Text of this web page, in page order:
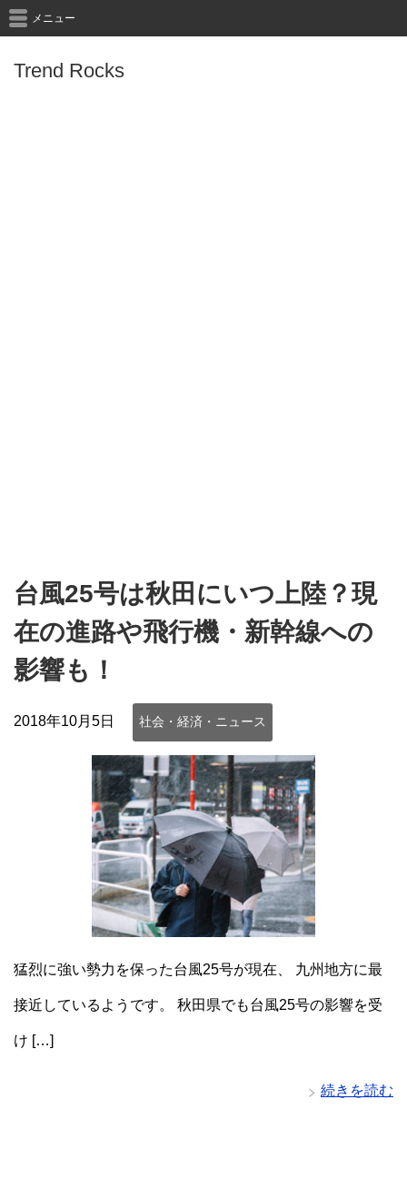
Trend Rocks
メニュー
台風25号は秋田にいつ上陸？現
在の進路や飛行機・新幹線への
影響も！
2018年10月5日 社会・経済・ニュース
猛烈に強い勢力を保った台風25号が現在、 九州地方に最
接近しているようです。 秋田県でも台風25号の影響を受
け […]
続きを読む